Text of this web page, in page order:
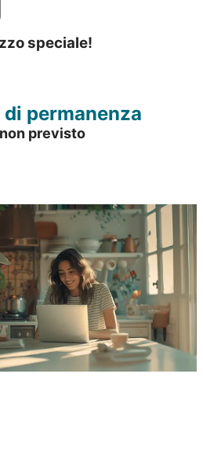
speciale!
permanenza
non previsto